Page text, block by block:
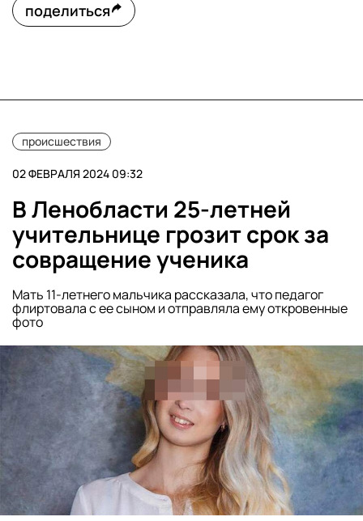
поделиться
происшествия
02 ФЕВРАЛЯ 2024 09:32
В Ленобласти 25-летней
учительнице грозит срок за
совращение ученика
Мать 11-летнего мальчика рассказала, что педагог
флиртовала с ее сыном и отправляла ему откровенные
фото